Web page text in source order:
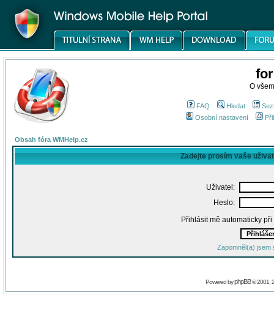
O
FAQ Hledat
Osobní nastavení
Obsah fóra WMHelp.cz
Zadejte prosím vaše
Uživatel:
Heslo:
Přihlásit mě automaticky
Zapomněl(a) jsem
Powered byphpBB© 2001,